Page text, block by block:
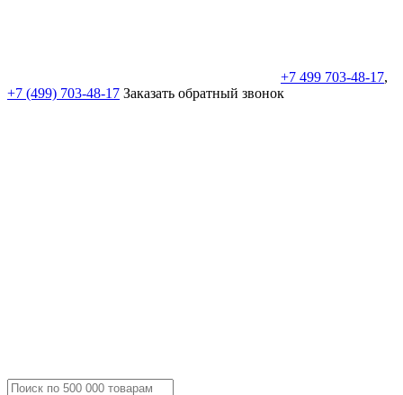
+7 499 703-48-17,
+7 (499) 703-48-17 Заказать обратный звонок